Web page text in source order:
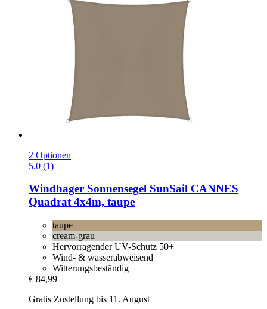
2 Optionen
5.0 (1)
Windhager Sonnensegel SunSail CANNES
Quadrat 4x4m, taupe
taupe
cream-grau
Hervorragender UV-Schutz 50+
Wind- & wasserabweisend
Witterungsbeständig
€ 84,99
Gratis Zustellung bis 11. August